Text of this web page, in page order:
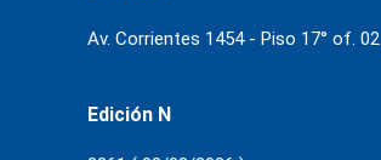
Av. Corrientes 1454 - Piso 17° of. 02
Edición N